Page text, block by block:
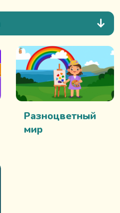
Разноцветный
мир